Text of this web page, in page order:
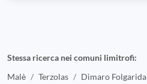
Stessa ricerca nei comuni limitrofi:
Malè
Terzolas Dimaro Folgarida